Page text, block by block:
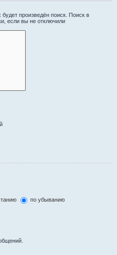
произведён поиск. Поиск в
если вы не отключили
по убыванию